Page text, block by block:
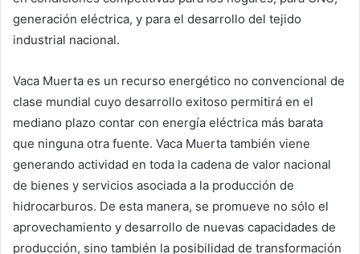
generación eléctrica, y para el desarrollo del tejido
industrial nacional.
Vaca Muerta es un recurso energético no convencional de
clase mundial cuyo desarrollo exitoso permitirá en el
mediano plazo contar con energía eléctrica más barata
que ninguna otra fuente. Vaca Muerta también viene
generando actividad en toda la cadena de valor nacional
de bienes y servicios asociada a la producción de
hidrocarburos. De esta manera, se promueve no sólo el
aprovechamiento y desarrollo de nuevas capacidades de
producción, sino también la posibilidad de transformación